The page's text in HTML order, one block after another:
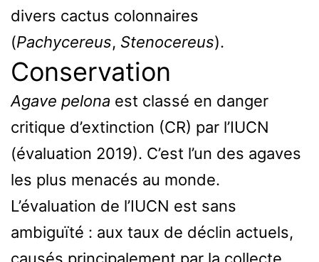
divers cactus colonnaires
(Pachycereus, Stenocereus).
Conservation
Agave pelona est classé en danger
critique d’extinction (CR) par l’IUCN
(évaluation 2019). C’est l’un des agaves
les plus menacés au monde.
L’évaluation de l’IUCN est sans
ambiguïté : aux taux de déclin actuels,
causés principalement par la collecte